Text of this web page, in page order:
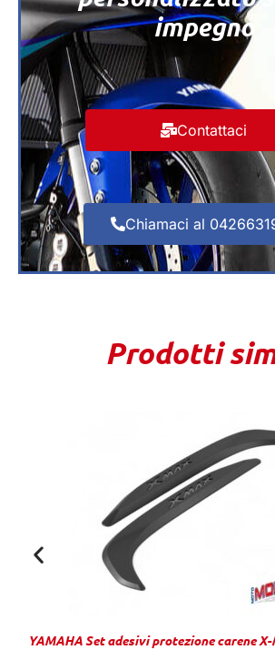
impegno
Contattaci
Chiamaci al
Prodotti
YAMAHA Set adesivi protezione carene